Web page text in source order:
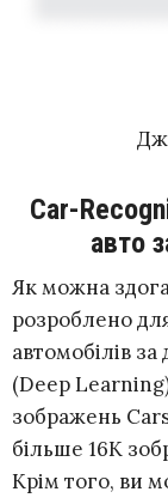
Car-
авто
Як можна
розроблено
автомобілів
(Deep
зображень
більше 16K
Крім того, ви